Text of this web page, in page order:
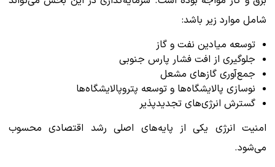
شامل موارد زیر باشد:
توسعه میادین نفت و گاز
جلوگیری از افت فشار پارس جنوبی
جمع‌آوری گازهای مشعل
نوسازی پالایشگاه‌ها و توسعه پتروپالایشگاه‌ها
گسترش انرژی‌های تجدیدپذیر
امنیت انرژی یکی از پایه‌های اصلی رشد اقتصادی محسوب
می‌شود.